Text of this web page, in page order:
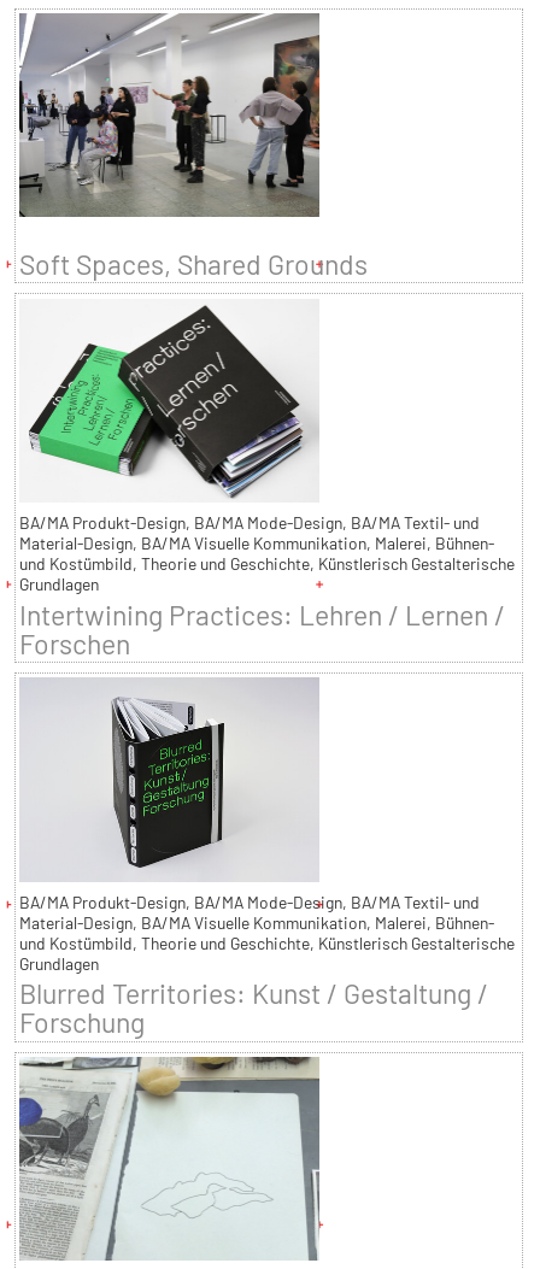
Soft Spaces, Shared Grounds
BA/MA Produkt-Design, BA/MA Mode-Design, BA/MA Textil- und
Material-Design, BA/MA Visuelle Kommunikation, Malerei, Bühnen-
und Kostümbild, Theorie und Geschichte, Künstlerisch Gestalterische
Grundlagen
Intertwining Practices: Lehren / Lernen /
Forschen
BA/MA Produkt-Design, BA/MA Mode-Design, BA/MA Textil- und
Material-Design, BA/MA Visuelle Kommunikation, Malerei, Bühnen-
und Kostümbild, Theorie und Geschichte, Künstlerisch Gestalterische
Grundlagen
Blurred Territories: Kunst / Gestaltung /
Forschung